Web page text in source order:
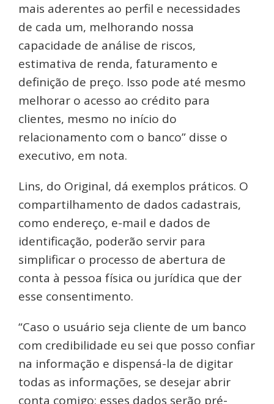
mais aderentes ao perfil e necessidades
de cada um, melhorando nossa
capacidade de análise de riscos,
estimativa de renda, faturamento e
definição de preço. Isso pode até mesmo
melhorar o acesso ao crédito para
clientes, mesmo no início do
relacionamento com o banco” disse o
executivo, em nota.
Lins, do Original, dá exemplos práticos. O
compartilhamento de dados cadastrais,
como endereço, e-mail e dados de
identificação, poderão servir para
simplificar o processo de abertura de
conta à pessoa física ou jurídica que der
esse consentimento.
“Caso o usuário seja cliente de um banco
com credibilidade eu sei que posso confiar
na informação e dispensá-la de digitar
todas as informações, se desejar abrir
conta comigo: esses dados serão pré-